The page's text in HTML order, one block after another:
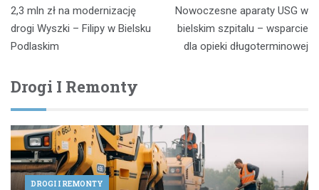
wpisu
2,3 mln zł na modernizację
drogi Wyszki – Filipy w Bielsku
Podlaskim
Nowoczesne aparaty USG w
bielskim szpitalu – wsparcie
dla opieki długoterminowej
Drogi I Remonty
DROGI I REMONTY